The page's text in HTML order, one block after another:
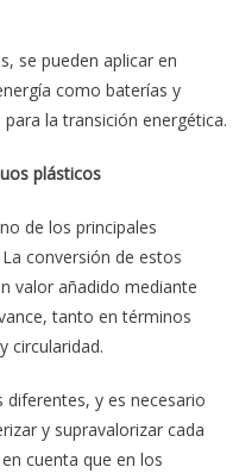
se pueden aplicar en
como baterías y
la transición energética.
plásticos
de los principales
conversión de estos
valor añadido mediante
tanto en términos
circularidad.
y es necesario
y supravalorizar cada
cuenta que en los